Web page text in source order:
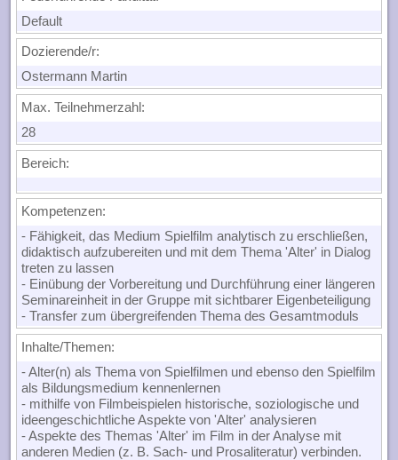
Default
Dozierende/r:
Ostermann Martin
Max. Teilnehmerzahl:
28
Bereich:
Kompetenzen:
- Fähigkeit, das Medium Spielfilm analytisch zu erschließen,
didaktisch aufzubereiten und mit dem Thema 'Alter' in Dialog
treten zu lassen
- Einübung der Vorbereitung und Durchführung einer längeren
Seminareinheit in der Gruppe mit sichtbarer Eigenbeteiligung
- Transfer zum übergreifenden Thema des Gesamtmoduls
Inhalte/Themen:
- Alter(n) als Thema von Spielfilmen und ebenso den Spielfilm
als Bildungsmedium kennenlernen
- mithilfe von Filmbeispielen historische, soziologische und
ideengeschichtliche Aspekte von 'Alter' analysieren
- Aspekte des Themas 'Alter' im Film in der Analyse mit
anderen Medien (z. B. Sach- und Prosaliteratur) verbinden.